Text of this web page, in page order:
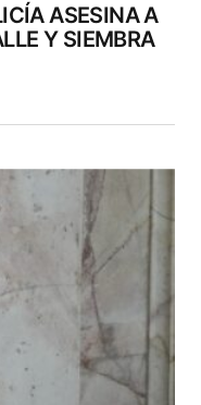
ASESINA A
Y SIEMBRA